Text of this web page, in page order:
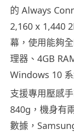
的 Always
2,160 x 1,440
幕，使用能夠
理器、4GB
Windows 10 系
支援專用壓感
840g，機身有
數據，